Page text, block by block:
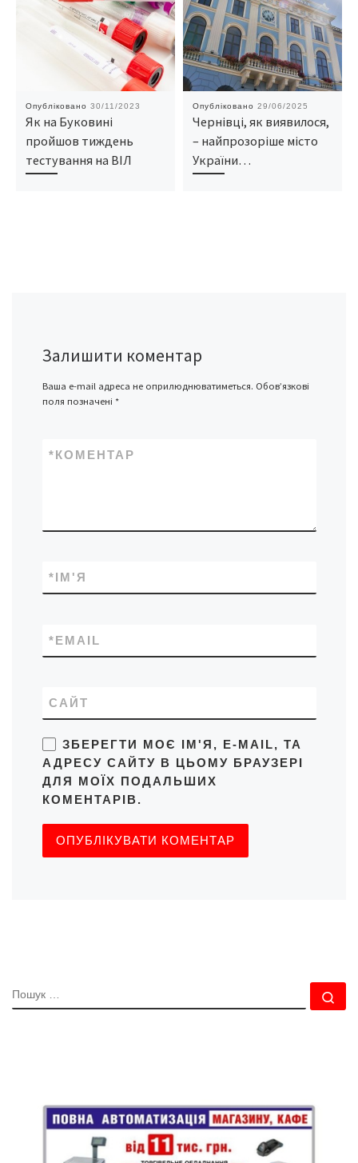
Опубліковано 30/11/2023
Як на Буковині
пройшов тиждень
тестування на ВІЛ
Опубліковано 29/06/2025
Чернівці, як виявилося,
– найпрозоріше місто
України…
Залишити коментар
Ваша e-mail адреса не оприлюднюватиметься. Обов’язкові
поля позначені *
КОМЕНТАР
*
ІМ'Я
*
EMAIL
*
САЙТ
ЗБЕРЕГТИ МОЄ ІМ'Я, E-MAIL, ТА
АДРЕСУ САЙТУ В ЦЬОМУ БРАУЗЕРІ
ДЛЯ МОЇХ ПОДАЛЬШИХ
КОМЕНТАРІВ.
ПОШУК